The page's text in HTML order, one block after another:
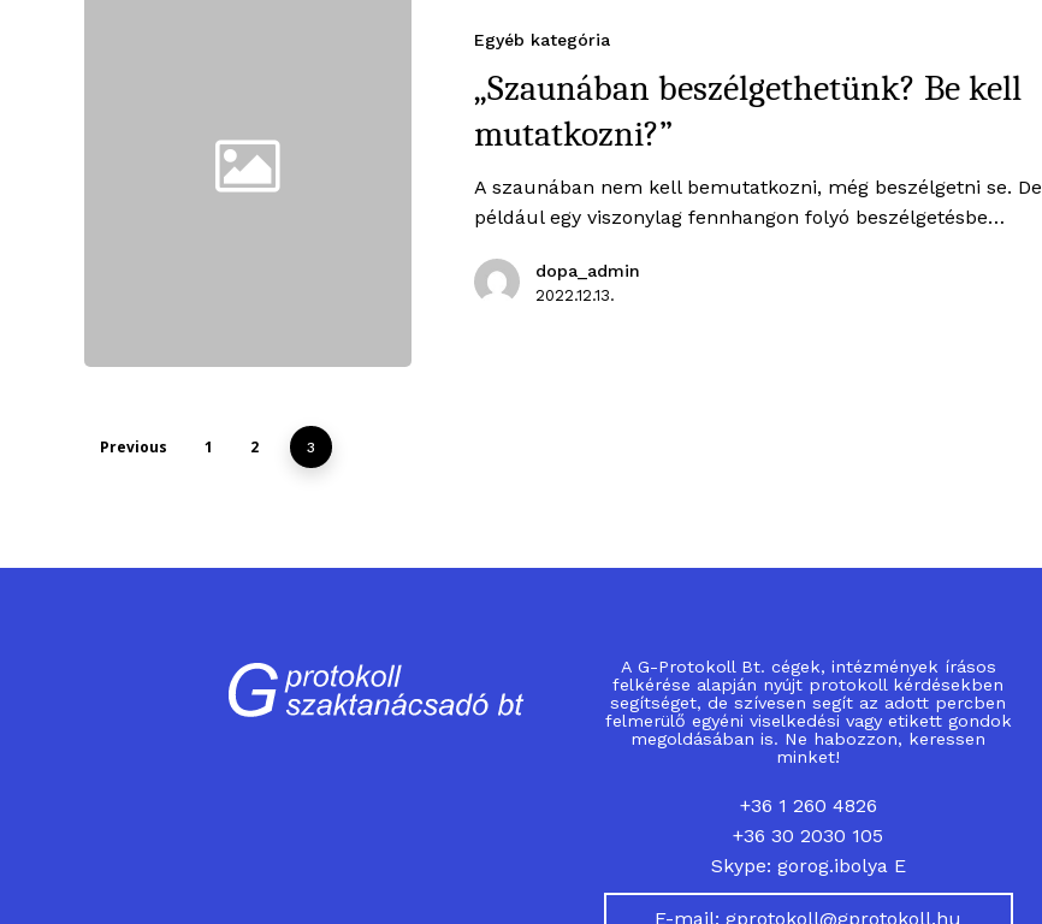
Egyéb kategória
„Szaunában beszélgethetünk? Be kell
mutatkozni?”
A szaunában nem kell bemutatkozni, még beszélgetni se. De
például egy viszonylag fennhangon folyó beszélgetésbe…
dopa_admin
2022.12.13.
Previous 1 2 3
A G-Protokoll Bt. cégek, intézmények írásos
felkérése alapján nyújt protokoll kérdésekben
segítséget, de szívesen segít az adott percben
felmerülő egyéni viselkedési vagy etikett gondok
megoldásában is. Ne habozzon, keressen
minket!
+36 1 260 4826
+36 30 2030 105
Skype: gorog.ibolya E
E-mail: gprotokoll@gprotokoll.hu